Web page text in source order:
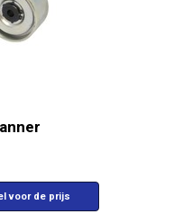
voor de prijs